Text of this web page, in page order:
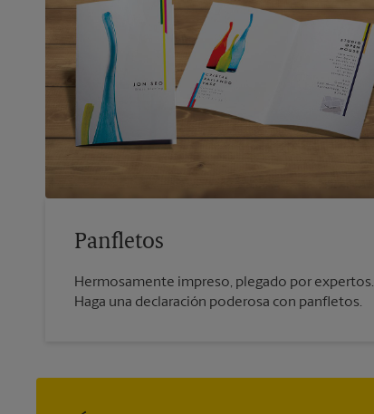
Panfletos
Hermosamente impreso, plegado por expertos.
Haga una declaración poderosa con panfletos.